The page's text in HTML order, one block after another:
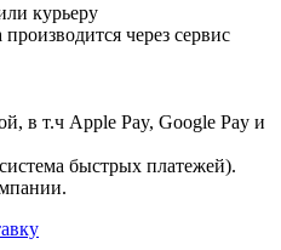
курьеру
через сервис
в т.ч Apple Pay, Google Pay и
быстрых платежей).